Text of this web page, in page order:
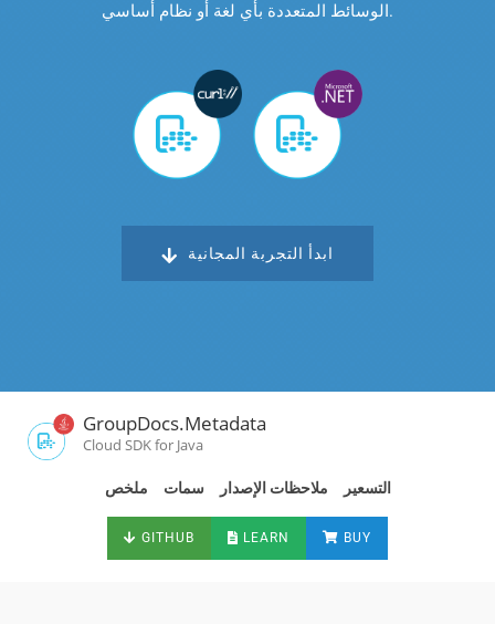
الوسائط المتعددة بأي لغة أو نظام أساسي.
ابدأ التجربة المجانية
GroupDocs.Metadata
Cloud SDK for Java
ملخص سمات ملاحظات الإصدار التسعير
GITHUB LEARN BUY